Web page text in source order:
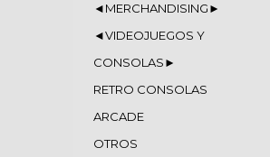
◄MERCHANDISING►
◄VIDEOJUEGOS Y
CONSOLAS►
RETRO CONSOLAS
ARCADE
OTROS